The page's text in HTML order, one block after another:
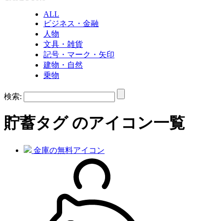
ALL
ビジネス・金融
人物
文具・雑貨
記号・マーク・矢印
建物・自然
乗物
検索:
貯蓄タグ のアイコン一覧
金庫の無料アイコン